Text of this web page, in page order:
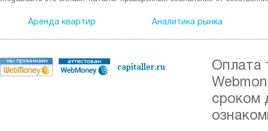
Аренда квартир Аналитика рынка
Оплата
сроком